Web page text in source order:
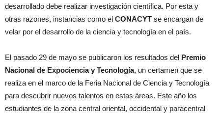
desarrollado debe realizar investigación científica. Por esta y
otras razones, instancias como el CONACYT se encargan de
velar por el desarrollo de la ciencia y tecnología en el país.
El pasado 29 de mayo se publicaron los resultados del Premio
Nacional de Expociencia y Tecnología, un certamen que se
realiza en el marco de la Feria Nacional de Ciencia y Tecnología
para descubrir nuevos talentos en estas áreas. Este año los
estudiantes de la zona central oriental, occidental y paracentral